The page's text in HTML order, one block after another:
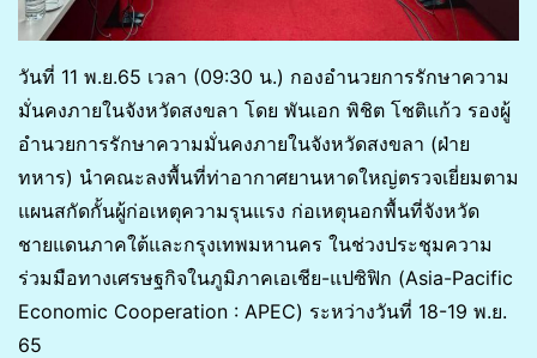
วันที่ 11 พ.ย.65 เวลา (09:30 น.) กองอำนวยการรักษาความ
มั่นคงภายในจังหวัดสงขลา โดย พันเอก พิชิต โชติแก้ว รองผู้
อำนวยการรักษาความมั่นคงภายในจังหวัดสงขลา (ฝ่าย
ทหาร) นำคณะลงพื้นที่ท่าอากาศยานหาดใหญ่ตรวจเยี่ยมตาม
แผนสกัดกั้นผู้ก่อเหตุความรุนแรง ก่อเหตุนอกพื้นที่จังหวัด
ชายแดนภาคใต้และกรุงเทพมหานคร ในช่วงประชุมความ
ร่วมมือทางเศรษฐกิจในภูมิภาคเอเชีย-แปซิฟิก (Asia-Pacific
Economic Cooperation : APEC) ระหว่างวันที่ 18-19 พ.ย.
65